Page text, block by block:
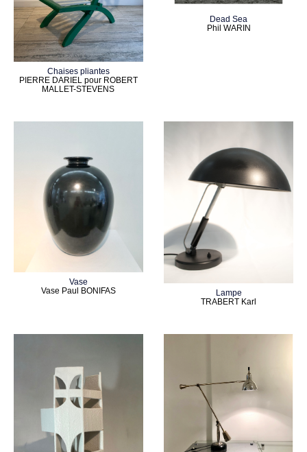
Chaises pliantes
PIERRE DARIEL pour ROBERT
MALLET-STEVENS
Dead Sea
Phil WARIN
Vase
Vase Paul BONIFAS
Lampe
TRABERT Karl